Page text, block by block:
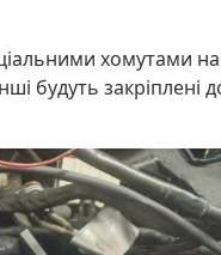
хомутами на
будуть закріплені